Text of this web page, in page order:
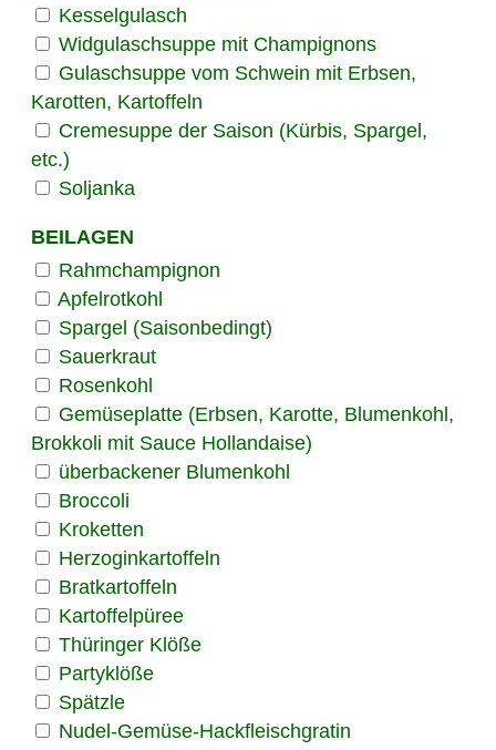
Kesselgulasch
Widgulaschsuppe mit Champignons
Gulaschsuppe vom Schwein mit Erbsen,
Karotten, Kartoffeln
Cremesuppe der Saison (Kürbis, Spargel,
etc.)
Soljanka
BEILAGEN
Rahmchampignon
Apfelrotkohl
Spargel (Saisonbedingt)
Sauerkraut
Rosenkohl
Gemüseplatte (Erbsen, Karotte, Blumenkohl,
Brokkoli mit Sauce Hollandaise)
überbackener Blumenkohl
Broccoli
Kroketten
Herzoginkartoffeln
Bratkartoffeln
Kartoffelpüree
Thüringer Klöße
Partyklöße
Spätzle
Nudel-Gemüse-Hackfleischgratin